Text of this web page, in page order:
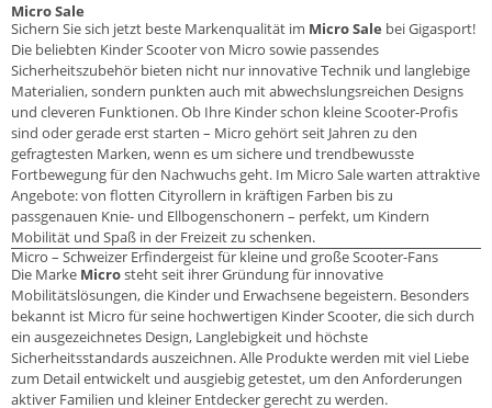
Micro Sale
Sichern Sie sich jetzt beste Markenqualität im Micro Sale bei Gigasport!
Die beliebten Kinder Scooter von Micro sowie passendes
Sicherheitszubehör bieten nicht nur innovative Technik und langlebige
Materialien, sondern punkten auch mit abwechslungsreichen Designs
und cleveren Funktionen. Ob Ihre Kinder schon kleine Scooter-Profis
sind oder gerade erst starten – Micro gehört seit Jahren zu den
gefragtesten Marken, wenn es um sichere und trendbewusste
Fortbewegung für den Nachwuchs geht. Im Micro Sale warten attraktive
Angebote: von flotten Cityrollern in kräftigen Farben bis zu
passgenauen Knie- und Ellbogenschonern – perfekt, um Kindern
Mobilität und Spaß in der Freizeit zu schenken.
Micro – Schweizer Erfindergeist für kleine und große Scooter-Fans
Die Marke Microsteht seit ihrer Gründung für innovative
Mobilitätslösungen, die Kinder und Erwachsene begeistern. Besonders
bekannt ist Micro für seine hochwertigen Kinder Scooter, die sich durch
ein ausgezeichnetes Design, Langlebigkeit und höchste
Sicherheitsstandards auszeichnen. Alle Produkte werden mit viel Liebe
zum Detail entwickelt und ausgiebig getestet, um den Anforderungen
aktiver Familien und kleiner Entdecker gerecht zu werden.